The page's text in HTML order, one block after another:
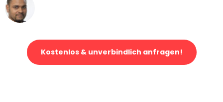
Kostenlos & unverbindlich anfragen!